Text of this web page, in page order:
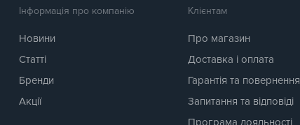
Інформація про компанію
Новини
Статті
Бренди
Акції
Клієнтам
Про магазин
Доставка і оплата
Гарантія та повернення
Запитання та відповіді
Програма лояльності